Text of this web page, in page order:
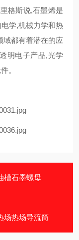
格斯说,石墨烯是
学,机械力学和热
域都有着潜在的应
明电子产品,光学
。
槽石墨螺母
场热场导流筒